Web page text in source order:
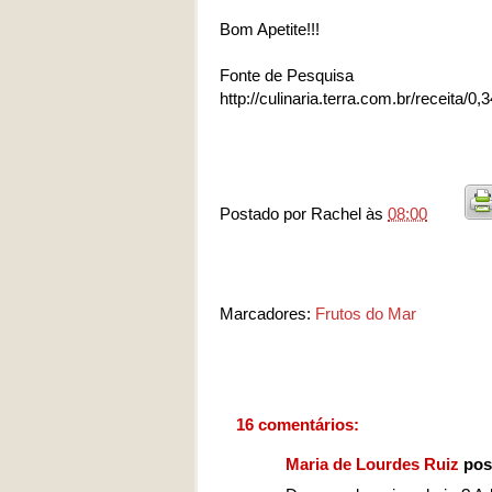
Bom Apetite!!!
Fonte de Pesquisa
http://culinaria.terra.com.br/receita/
Postado por Rachel às 08:00
Marcadores: Frutos do Mar
16 comentários:
Maria de Lourdes Ruiz